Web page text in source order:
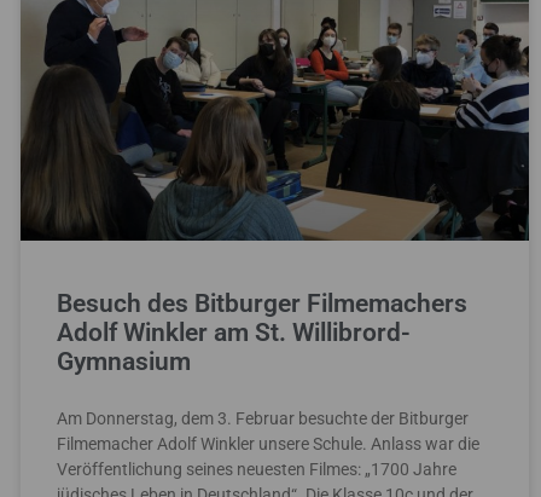
Besuch des Bitburger Filmemachers
Adolf Winkler am St. Willibrord-
Gymnasium
Am Donnerstag, dem 3. Februar besuchte der Bitburger
Filmemacher Adolf Winkler unsere Schule. Anlass war die
Veröffentlichung seines neuesten Filmes: „1700 Jahre